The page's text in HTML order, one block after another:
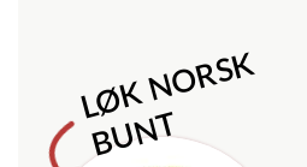
L
Ø
K
N
O
R
S
K
B
U
N
T